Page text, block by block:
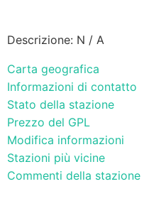
Descrizione: N / A
Carta geografica
Informazioni di contatto
Stato della stazione
Prezzo del GPL
Modifica informazioni
Stazioni più vicine
Commenti della stazione